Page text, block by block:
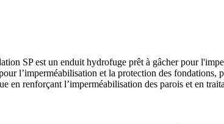
SP est un enduit hydrofuge prêt à gâcher pour
l’imperméabilisation et la protection des fondations,
en renforçant l’imperméabilisation des parois et en